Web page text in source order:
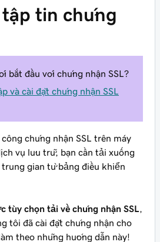
tập tin chứng
bắt đầu với chứng nhận SSL?
và cài đặt chứng nhận SSL
chứng nhận SSL trên máy
vụ lưu trữ, bạn cần tải xuống
gian từ bảng điều khiển
tùy chọn tải về chứng nhận SSL
tôi đã cài đặt chứng nhận cho
theo những hướng dẫn này!